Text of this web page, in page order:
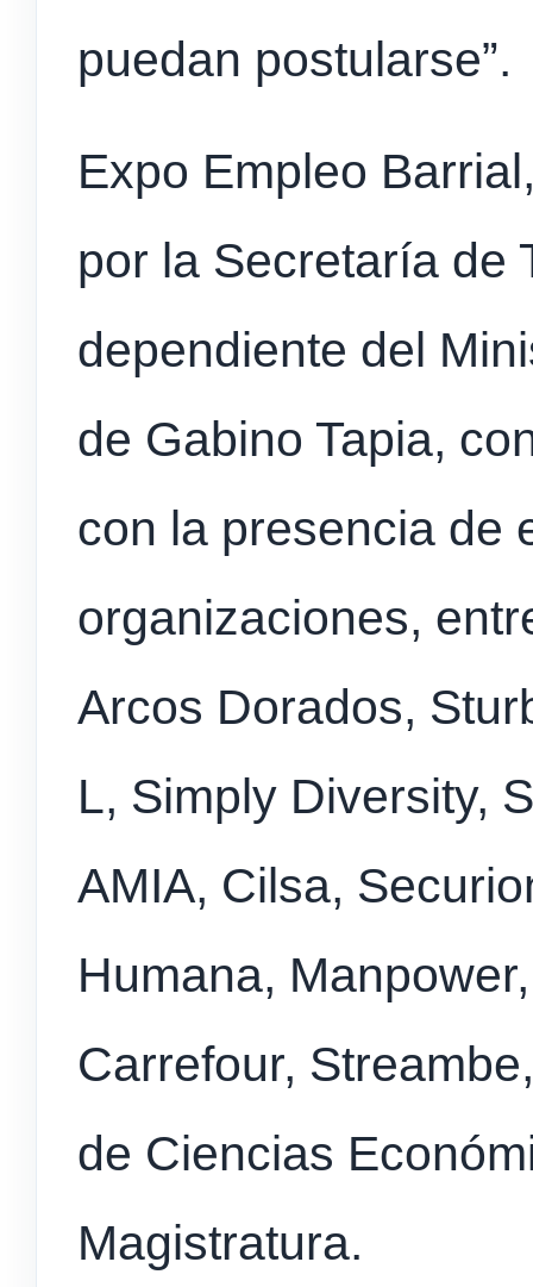
puedan postularse”.
Expo Empleo
por la Secretaría de
dependiente del
de Gabino Tapia,
con la presencia de
organizaciones,
Arcos Dorados,
L, Simply Diversity,
AMIA, Cilsa,
Humana,
Carrefour,
de Ciencias
Magistratura.